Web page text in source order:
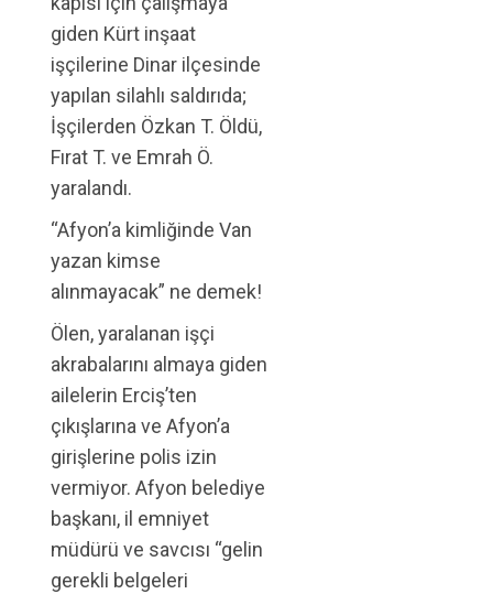
giden Kürt inşaat
işçilerine Dinar ilçesinde
yapılan silahlı saldırıda;
İşçilerden Özkan T. Öldü,
Fırat T. ve Emrah Ö.
yaralandı.
“Afyon’a kimliğinde Van
yazan kimse
alınmayacak” ne demek!
Ölen, yaralanan işçi
akrabalarını almaya giden
ailelerin Erciş’ten
çıkışlarına ve Afyon’a
girişlerine polis izin
vermiyor. Afyon belediye
başkanı, il emniyet
müdürü ve savcısı “gelin
gerekli belgeleri